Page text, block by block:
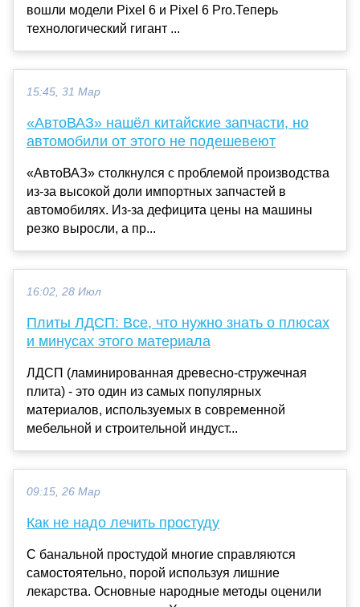
вошли модели Pixel 6 и Pixel 6 Pro.Теперь
технологический гигант ...
15:45, 31 Мар
«АвтоВАЗ» нашёл китайские запчасти, но
автомобили от этого не подешевеют
«АвтоВАЗ» столкнулся с проблемой производства
из-за высокой доли импортных запчастей в
автомобилях. Из-за дефицита цены на машины
резко выросли, а пр...
16:02, 28 Июл
Плиты ЛДСП: Все, что нужно знать о плюсах
и минусах этого материала
ЛДСП (ламинированная древесно-стружечная
плита) - это один из самых популярных
материалов, используемых в современной
мебельной и строительной индуст...
09:15, 26 Мар
Как не надо лечить простуду
С банальной простудой многие справляются
самостоятельно, порой используя лишние
лекарства. Основные народные методы оценили